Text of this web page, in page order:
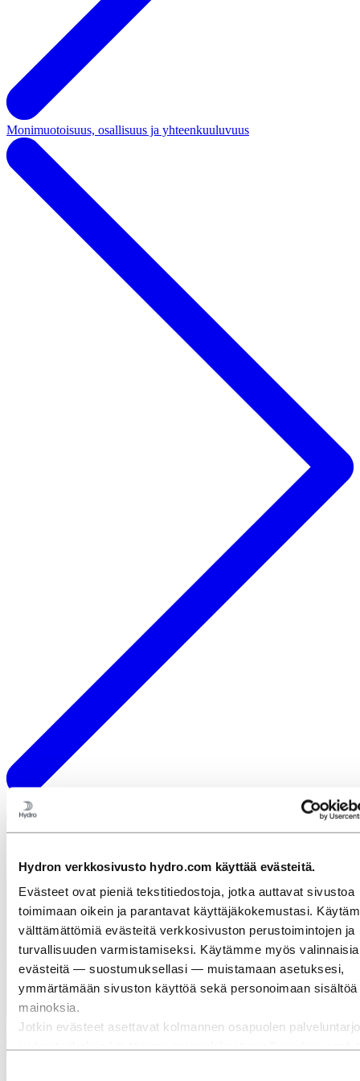
Hydron verkkosivusto hydro.com käyttää evästeitä.
Evästeet ovat pieniä tekstitiedostoja, jotka auttavat sivustoa
toimimaan oikein ja parantavat käyttäjäkokemustasi.
välttämättömiä evästeitä verkkosivuston perustoimintojen ja
turvallisuuden varmistamiseksi. Käytämme myös valinnaisia
evästeitä — suostumuksellasi — muistamaan asetuksesi,
ymmärtämään sivuston käyttöä sekä personoimaan sisältöä
mainoksia.
Jotkin evästeet asettavat kolmannen osapuolen
Monimuotoisuus, osallisuus ja yhteenkuuluvuus
Tutustu henkilökuntamme
Tutustu Camilaan